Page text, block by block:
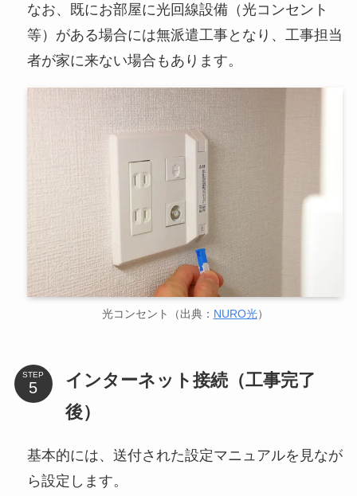
なお、既にお部屋に光回線設備（光コンセント
等）がある場合には無派遣工事となり、工事担当
者が家に来ない場合もあります。
光コンセント（出典： NURO光）
STEP
インターネット接続（工事完了
後）
基本的には、送付された設定マニュアルを見なが
ら設定します。